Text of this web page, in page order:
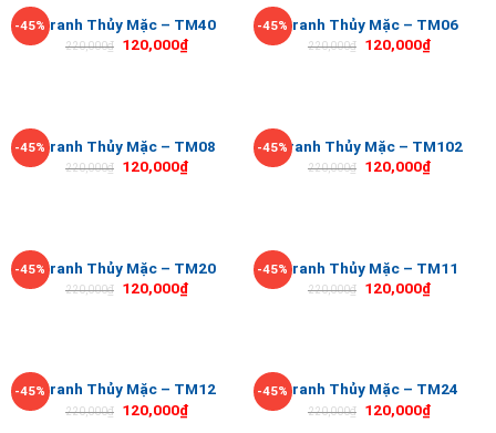
-45%Tranh Thủy Mặc – TM40
220,000₫ 120,000₫
-45%Tranh Thủy Mặc – TM06
220,000₫ 120,000₫
-45%Tranh Thủy Mặc – TM08
220,000₫ 120,000₫
-45%Tranh Thủy Mặc – TM102
220,000₫ 120,000₫
-45%Tranh Thủy Mặc – TM20
220,000₫ 120,000₫
-45%Tranh Thủy Mặc – TM11
220,000₫ 120,000₫
-45%Tranh Thủy Mặc – TM12
220,000₫ 120,000₫
-45%Tranh Thủy Mặc – TM24
220,000₫ 120,000₫